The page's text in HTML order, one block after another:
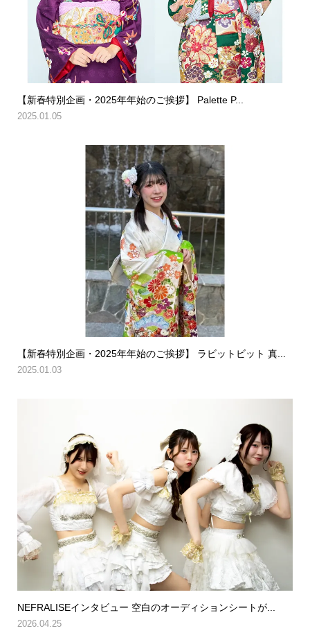
【新春特別企画・2025年年始のご挨拶】 Palette P...
2025.01.05
【新春特別企画・2025年年始のご挨拶】 ラビットビット 真...
2025.01.03
NEFRALISEインタビュー 空白のオーディションシートが...
2026.04.25